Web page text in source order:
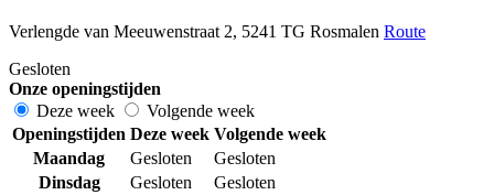
Verlengde van Meeuwenstraat 2, 5241 TG Rosmalen Route
Gesloten
Onze openingstijden
Deze week
Volgende week
Openingstijden Deze week Volgende week
Maandag
Gesloten
Gesloten
Dinsdag
Gesloten
Gesloten